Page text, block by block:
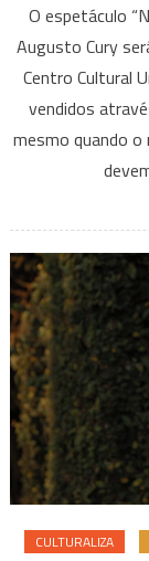
O espetáculo
Augusto Cury
Centro Cultural
vendidos
mesmo quando o
CULTURALIZA